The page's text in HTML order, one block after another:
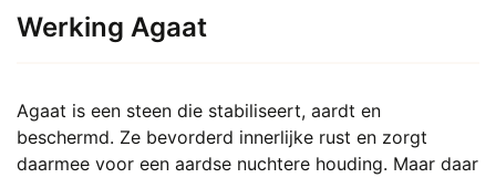
Werking Agaat
Agaat is een steen die stabiliseert, aardt en
beschermd. Ze bevorderd innerlijke rust en zorgt
daarmee voor een aardse nuchtere houding. Maar daar